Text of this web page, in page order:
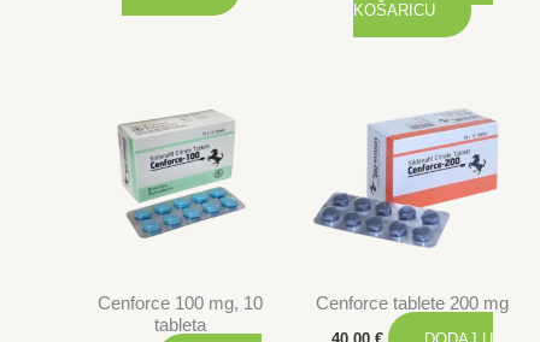
KOŠARICU
Cenforce 100 mg, 10
tableta
Cenforce tablete 200 mg